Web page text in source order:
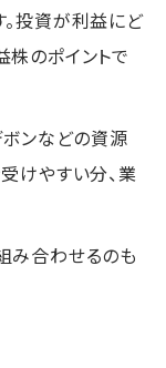
投資が利益にど
のポイントで
ンなどの資源
けやすい分、業
み合わせるのも